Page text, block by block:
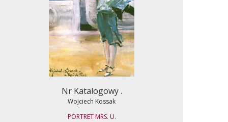
Nr Katalogowy .
Wojciech Kossak
PORTRET MRS. U.